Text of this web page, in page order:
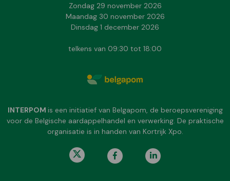
Zondag 29 november 2026
Maandag 30 november 2026
Dinsdag 1 december 2026
telkens van 09:30 tot 18:00
INTERPOM is een initiatief van Belgapom, de beroepsvereniging
voor de Belgische aardappelhandel en verwerking. De praktische
organisatie is in handen van Kortrijk Xpo.